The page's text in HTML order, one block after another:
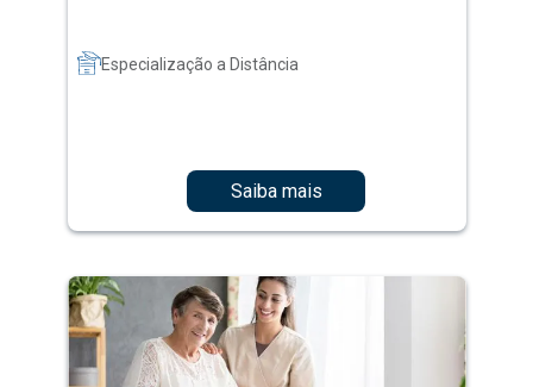
Especialização a Distância
Saiba mais